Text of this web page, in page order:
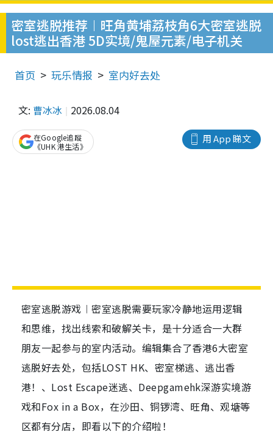
密室逃脱推荐︱旺角黄埔荔枝角6大密室逃脱
lost逃出香港 5D实境/鬼屋元素/电子机关
首页 玩乐情报 室内好去处
文: 曹冰冰 2026.08.04
用 App 睇文
在Google追蹤
《UHK 港生活》
密室逃脱游戏︱密室逃脱需要玩家冷静地运用逻辑
和思维，找出线索和破解关卡，是十分适合一大群
朋友一起参与的室内活动。编辑集合了香港6大密室
逃脱好去处，包括LOST HK、密室梯逃、逃出香
港！、Lost Escape迷逃、Deepgamehk深游实境游
戏和Fox in a Box，在沙田、铜锣湾、旺角、观塘等
区都有分店，即看以下的介绍啦！